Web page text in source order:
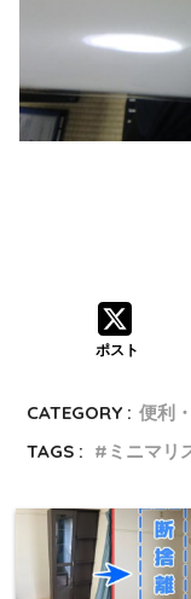
ポスト
CATEGORY : 便利
TAGS :
ミニマリ